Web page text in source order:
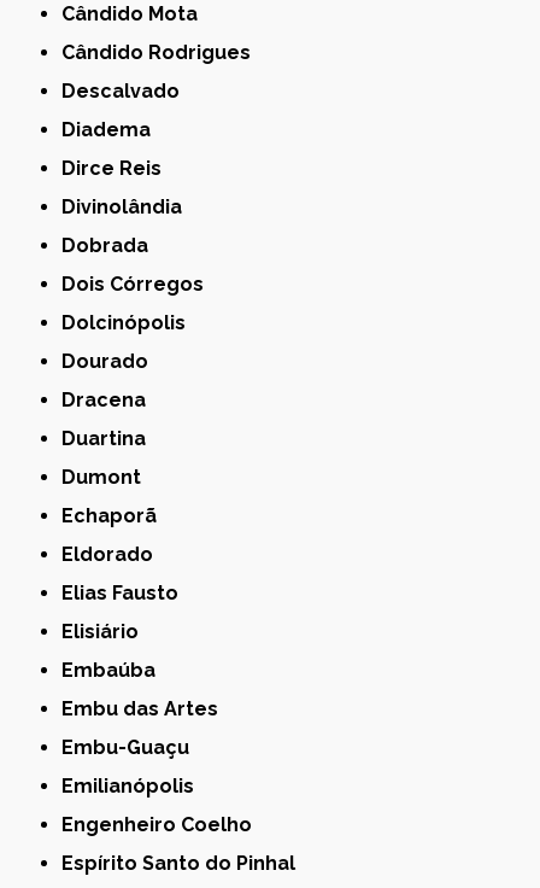
Cândido Mota
Cândido Rodrigues
Descalvado
Diadema
Dirce Reis
Divinolândia
Dobrada
Dois Córregos
Dolcinópolis
Dourado
Dracena
Duartina
Dumont
Echaporã
Eldorado
Elias Fausto
Elisiário
Embaúba
Embu das Artes
Embu-Guaçu
Emilianópolis
Engenheiro Coelho
Espírito Santo do Pinhal